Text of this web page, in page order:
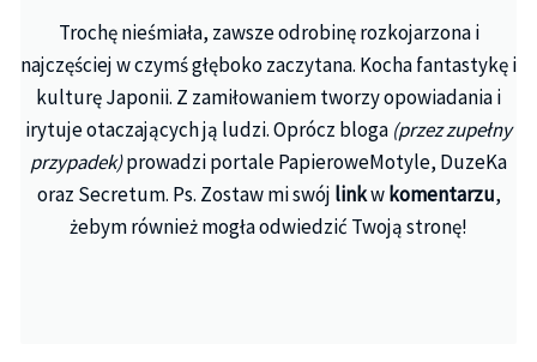
Trochę nieśmiała, zawsze odrobinę rozkojarzona i
najczęściej w czymś głęboko zaczytana. Kocha fantastykę i
kulturę Japonii. Z zamiłowaniem tworzy opowiadania i
irytuje otaczających ją ludzi. Oprócz bloga (przez zupełny
przypadek)prowadzi portale PapieroweMotyle, DuzeKa
oraz Secretum. Ps. Zostaw mi swój linkwkomentarzu,
żebym również mogła odwiedzić Twoją stronę!